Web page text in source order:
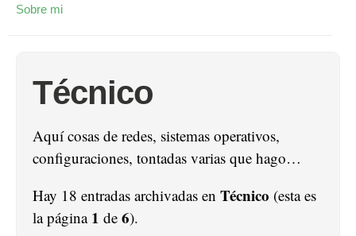
Sobre mi
Técnico
Aquí cosas de redes, sistemas operativos,
configuraciones, tontadas varias que hago…
Hay 18 entradas archivadas en Técnico (esta es
la página 1 de 6).